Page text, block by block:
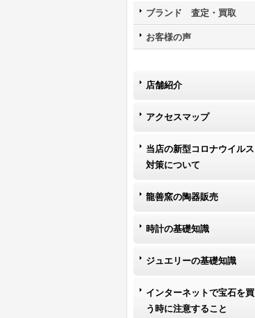
ブランド 査定・買取
お客様の声
店舗紹介
アクセスマップ
当店の新型コロナウイルス
対策について
龍善窯の陶器販売
時計の基礎知識
ジュエリーの基礎知識
インターネットで宝石を買
う時に注意すること